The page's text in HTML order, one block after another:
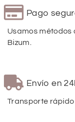
Pago
Usamos métodos
Bizum.
Envío en
Transporte